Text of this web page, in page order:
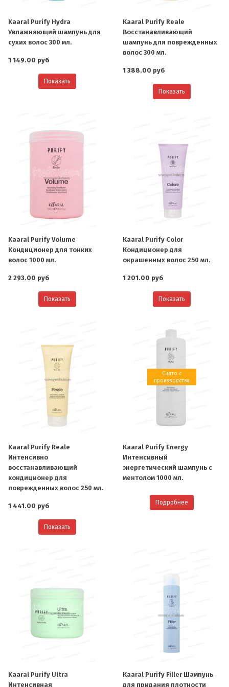
Kaaral Purify Hydra
Увлажняющий шампунь для
сухих волос 300 мл.
1 149.00 руб
Показать
Kaaral Purify Reale
Восстанавливающий
шампунь для поврежденных
волос 300 мл.
1 388.00 руб
Показать
Kaaral Purify Volume
Кондиционер для тонких
волос 1000 мл.
2 293.00 руб
Показать
Kaaral Purify Color
Кондиционер для
окрашенных волос 250 мл.
1 201.00 руб
Показать
Kaaral Purify Reale
Интенсивно
восстанавливающий
кондиционер для
поврежденных волос 250 мл.
1 441.00 руб
Показать
Снято с
производства
Kaaral Purify Energy
Интенсивный
энергетический шампунь с
ментолом 1000 мл.
Подробнее
Kaaral Purify Ultra
Интенсивная
Kaaral Purify Filler Шампунь
для придания плотности